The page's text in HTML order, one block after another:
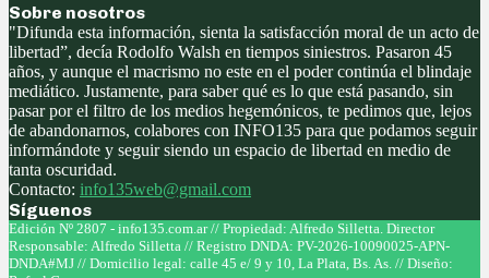
Sobre nosotros
"Difunda esta información, sienta la satisfacción moral de un acto de
libertad”, decía Rodolfo Walsh en tiempos siniestros. Pasaron 45
años, y aunque el macrismo no este en el poder continúa el blindaje
mediático. Justamente, para saber qué es lo que está pasando, sin
pasar por el filtro de los medios hegemónicos, te pedimos que, lejos
de abandonarnos, colabores con INFO135 para que podamos seguir
informándote y seguir siendo un espacio de libertad en medio de
tanta oscuridad.
Contacto: info135web@gmail.com
Síguenos
Facebook
Twitter
Instagram
Youtube
Edición Nº 2807 - info135.com.ar // Propiedad: Alfredo Silletta. Director
Responsable: Alfredo Silletta // Registro DNDA: PV-2026-10090025-APN-
DNDA#MJ // Domicilio legal: calle 45 e/ 9 y 10, La Plata, Bs. As. // Diseño: